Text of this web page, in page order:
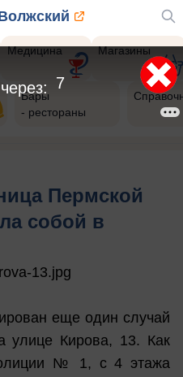
Медицина Магазины
Бары
- рестораны
Пермской
собой в
еще один случай
улице Кирова, 13. Как
№ 1, с 4 этажа
5